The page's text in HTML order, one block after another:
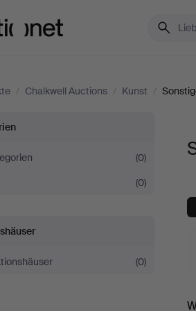
/ Chalkwell Auctions / Kunst /
(0)
(0)
(0)